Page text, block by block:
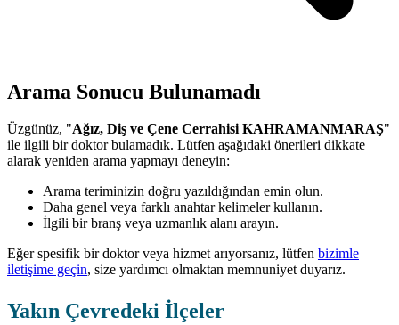
Arama Sonucu Bulunamadı
Üzgünüz, "Ağız, Diş ve Çene Cerrahisi KAHRAMANMARAŞ"
ile ilgili bir doktor bulamadık. Lütfen aşağıdaki önerileri dikkate
alarak yeniden arama yapmayı deneyin:
Arama teriminizin doğru yazıldığından emin olun.
Daha genel veya farklı anahtar kelimeler kullanın.
İlgili bir branş veya uzmanlık alanı arayın.
Eğer spesifik bir doktor veya hizmet arıyorsanız, lütfen bizimle
iletişime geçin, size yardımcı olmaktan memnuniyet duyarız.
Yakın Çevredeki İlçeler